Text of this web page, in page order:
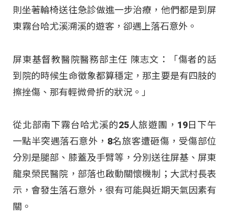
則坐著輪椅送往急診做進一步治療，他們都是到屏
東霧台哈尤溪溯溪的遊客，卻遇上落石意外。
屏東基督教醫院醫務部主任 陳志文：「傷者的話
到院的時候生命徵象都算穩定，那主要是有四肢的
擦挫傷、那有輕微骨折的狀況。」
從北部南下霧台哈尤溪的25人旅遊團，19日下午
一點半突遇落石意外，8名旅客遭砸傷，受傷部位
分別是腿部、膝蓋及手臂等，分別送往屏基、屏東
龍泉榮民醫院，部落也啟動關懷機制；大武村長表
示，會發生落石意外，很有可能與近期天氣因素有
關。